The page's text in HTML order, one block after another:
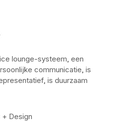
lounge-systeem, een
communicatie, is
is duurzaam
+ Design